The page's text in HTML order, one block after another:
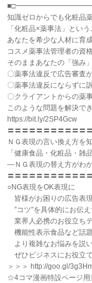
知識ゼロからでも化粧品
「化粧品×薬事法」とい
あなたを希少な人材に育
コスメ薬事法管理者の資
そのままあなたの「強み
〇薬事法違反で広告審査
〇薬事法違反にならずに
〇クライアントからの薬
このような問題を解決で
https://bit.ly/2SP4Gcw
〓〓〓〓〓〓〓〓〓〓〓
ＮＧ表現の言い換え方を
「健康食品・化粧品・雑
―ＮＧ表現の替え方がわ
〓〓〓〓〓〓〓〓〓〓〓
○NG表現をOK表現に
皆様がお困りの広告表現
”コツ”を具体的にお伝え
業界人必携のお役立ちテ
機能性表示食品など話
より複雑なお悩みを説い
ぜひビジネスにお役立て
＞＞＞ http://goo.gl/
☆4コマ漫画特設ページ用